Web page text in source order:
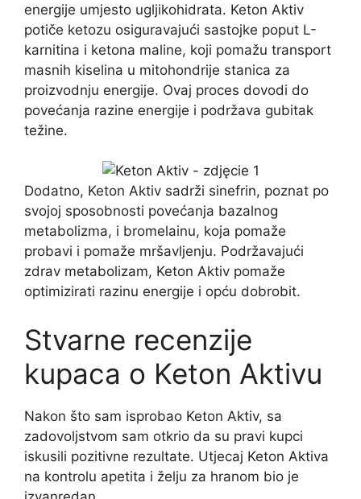
energije umjesto ugljikohidrata. Keton Aktiv
potiče ketozu osiguravajući sastojke poput L-
karnitina i ketona maline, koji pomažu transport
masnih kiselina u mitohondrije stanica za
proizvodnju energije. Ovaj proces dovodi do
povećanja razine energije i podržava gubitak
težine.
Dodatno, Keton Aktiv sadrži sinefrin, poznat po
svojoj sposobnosti povećanja bazalnog
metabolizma, i bromelainu, koja pomaže
probavi i pomaže mršavljenju. Podržavajući
zdrav metabolizam, Keton Aktiv pomaže
optimizirati razinu energije i opću dobrobit.
Stvarne recenzije
kupaca o Keton Aktivu
Nakon što sam isprobao Keton Aktiv, sa
zadovoljstvom sam otkrio da su pravi kupci
iskusili pozitivne rezultate. Utjecaj Keton Aktiva
na kontrolu apetita i želju za hranom bio je